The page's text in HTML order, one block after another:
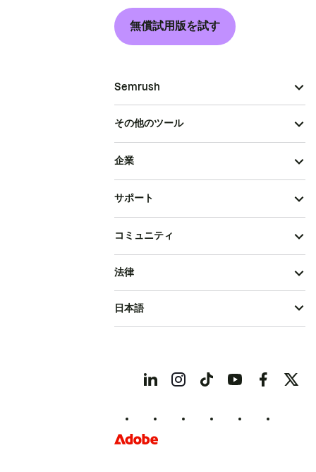
無償試用版を試す
Semrush
その他のツール
企業
サポート
コミュニティ
法律
日本語